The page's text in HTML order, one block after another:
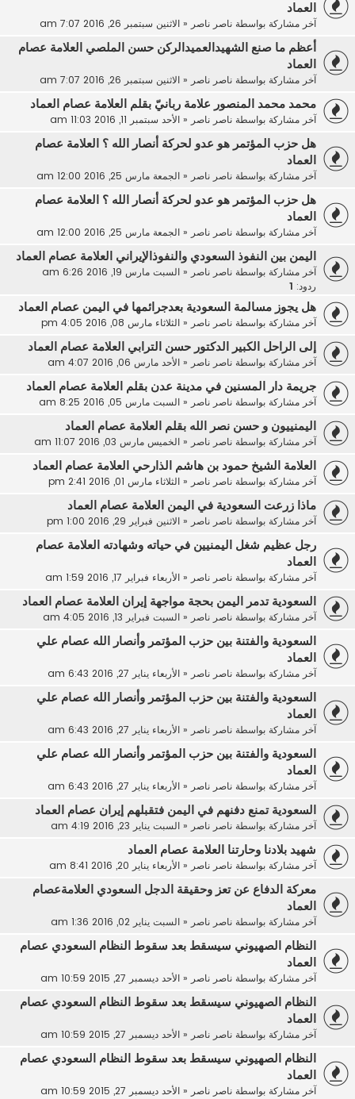
العماد
آخر مشاركة بواسطة ناصر ناصر« الاثنين سبتمبر 26, 2016 7:07 am
أعظم ما صنع الشهيدالعميدالركن حسن الملصي العلامة عصام
العماد
آخر مشاركة بواسطة ناصر ناصر« الاثنين سبتمبر 26, 2016 7:07 am
محمد محمد المنصور علامة ربانيّ بقلم العلامة عصام العماد
آخر مشاركة بواسطة ناصر ناصر« الأحد سبتمبر 11, 2016 11:03 am
هل حزب المؤتمر هو عدو لحركة أنصار الله ؟ العلامة عصام
العماد
آخر مشاركة بواسطة ناصر ناصر« الجمعة مارس 25, 2016 12:00 am
هل حزب المؤتمر هو عدو لحركة أنصار الله ؟ العلامة عصام
العماد
آخر مشاركة بواسطة ناصر ناصر« الجمعة مارس 25, 2016 12:00 am
اليمن بين النفوذ السعودي والنفوذالإيراني العلامة عصام العماد
آخر مشاركة بواسطة ناصر ناصر« السبت مارس 19, 2016 6:26 am
ردود:
هل يجوز مسالمة السعودية بعدجرائمها في اليمن عصام العماد
آخر مشاركة بواسطة ناصر ناصر« الثلاثاء مارس 08, 2016 4:05 pm
إلى الراحل الكبير الدكتور حسن الترابي العلامة عصام العماد
آخر مشاركة بواسطة ناصر ناصر« الأحد مارس 06, 2016 4:07 am
جريمة دار المسنين في مدينة عدن بقلم العلامة عصام العماد
آخر مشاركة بواسطة ناصر ناصر« السبت مارس 05, 2016 8:25 am
اليمنييون و حسن نصر الله بقلم العلامة عصام العماد
آخر مشاركة بواسطة ناصر ناصر« الخميس مارس 03, 2016 11:07 am
العلامة الشيخ حمود بن هاشم الذارحي العلامة عصام العماد
آخر مشاركة بواسطة ناصر ناصر« الثلاثاء مارس 01, 2016 2:41 pm
ماذا زرعت السعودية في اليمن العلامة عصام العماد
آخر مشاركة بواسطة ناصر ناصر« الاثنين فبراير 29, 2016 1:00 pm
رجل عظيم شغل اليمنيين في حياته وشهادته العلامة عصام
العماد
آخر مشاركة بواسطة ناصر ناصر« الأربعاء فبراير 17, 2016 1:59 am
السعودية تدمر اليمن بحجة مواجهة إيران العلامة عصام العماد
آخر مشاركة بواسطة ناصر ناصر« السبت فبراير 13, 2016 4:05 am
السعودية والفتنة بين حزب المؤتمر وأنصار الله عصام علي
العماد
آخر مشاركة بواسطة ناصر ناصر« الأربعاء يناير 27, 2016 6:43 am
السعودية والفتنة بين حزب المؤتمر وأنصار الله عصام علي
العماد
آخر مشاركة بواسطة ناصر ناصر« الأربعاء يناير 27, 2016 6:43 am
السعودية والفتنة بين حزب المؤتمر وأنصار الله عصام علي
العماد
آخر مشاركة بواسطة ناصر ناصر« الأربعاء يناير 27, 2016 6:43 am
السعودية تمنع دفنهم في اليمن فتقبلهم إيران عصام العماد
آخر مشاركة بواسطة ناصر ناصر« السبت يناير 23, 2016 4:19 am
شهيد بلادنا وحارتنا العلامة عصام العماد
آخر مشاركة بواسطة ناصر ناصر« الأربعاء يناير 20, 2016 8:41 am
معركة الدفاع عن تعز وحقيقة الدجل السعودي العلامةعصام
العماد
آخر مشاركة بواسطة ناصر ناصر« السبت يناير 02, 2016 1:36 am
النظام الصهيوني سيسقط بعد سقوط النظام السعودي عصام
العماد
آخر مشاركة بواسطة ناصر ناصر« الأحد ديسمبر 27, 2015 10:59 am
النظام الصهيوني سيسقط بعد سقوط النظام السعودي عصام
العماد
آخر مشاركة بواسطة ناصر ناصر« الأحد ديسمبر 27, 2015 10:59 am
النظام الصهيوني سيسقط بعد سقوط النظام السعودي عصام
العماد
آخر مشاركة بواسطة ناصر ناصر« الأحد ديسمبر 27, 2015 10:59 am